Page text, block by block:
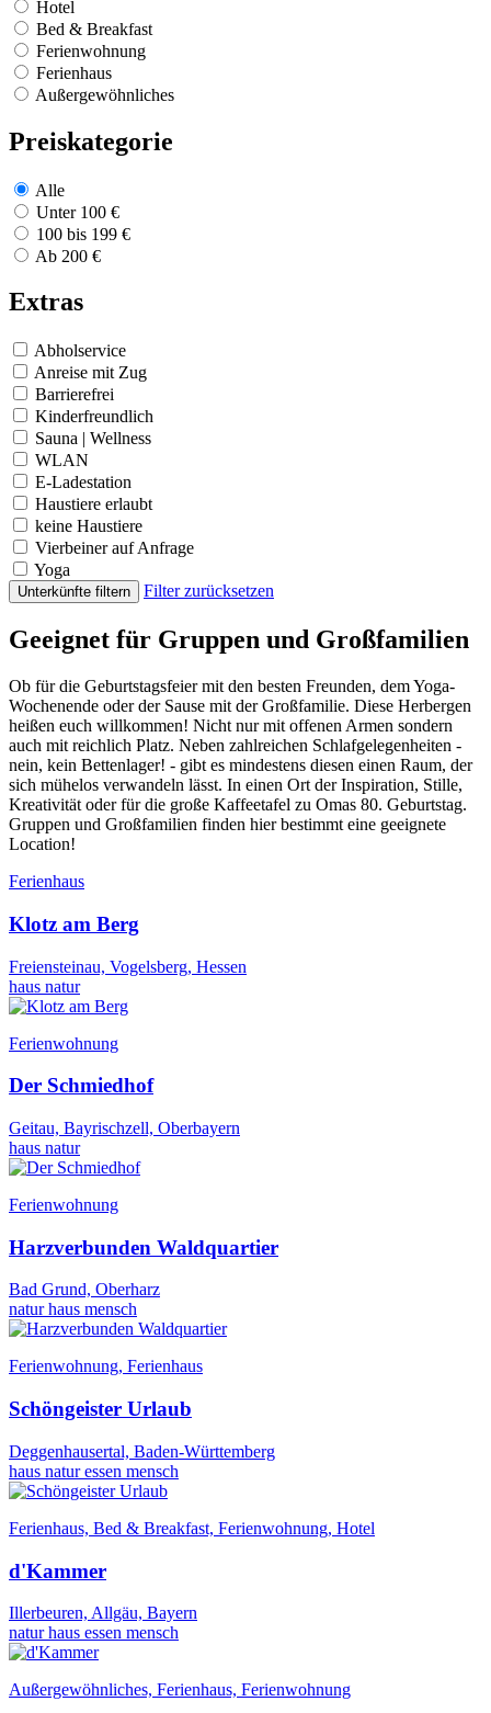
Hotel
Bed & Breakfast
Ferienwohnung
Ferienhaus
Außergewöhnliches
Preiskategorie
Alle
Unter 100 €
100 bis 199 €
Ab 200 €
Extras
Abholservice
Anreise mit Zug
Barrierefrei
Kinderfreundlich
Sauna | Wellness
WLAN
E-Ladestation
Haustiere erlaubt
keine Haustiere
Vierbeiner auf Anfrage
Yoga
Unterkünfte filtern Filter zurücksetzen
Geeignet für Gruppen und Großfamilien
Ob für die Geburtstagsfeier mit den besten Freunden, dem Yoga-
Wochenende oder der Sause mit der Großfamilie. Diese Herbergen
heißen euch willkommen! Nicht nur mit offenen Armen sondern
auch mit reichlich Platz. Neben zahlreichen Schlafgelegenheiten -
nein, kein Bettenlager! - gibt es mindestens diesen einen Raum, der
sich mühelos verwandeln lässt. In einen Ort der Inspiration, Stille,
Kreativität oder für die große Kaffeetafel zu Omas 80. Geburtstag.
Gruppen und Großfamilien finden hier bestimmt eine geeignete
Location!
Ferienhaus
Klotz am Berg
Freiensteinau, Vogelsberg, Hessen
haus natur
Ferienwohnung
Der Schmiedhof
Geitau, Bayrischzell, Oberbayern
haus natur
Ferienwohnung
Harzverbunden Waldquartier
Bad Grund, Oberharz
natur haus mensch
Ferienwohnung, Ferienhaus
Schöngeister Urlaub
Deggenhausertal, Baden-Württemberg
haus natur essen mensch
Ferienhaus, Bed & Breakfast, Ferienwohnung, Hotel
d'Kammer
Illerbeuren, Allgäu, Bayern
natur haus essen mensch
Außergewöhnliches, Ferienhaus, Ferienwohnung